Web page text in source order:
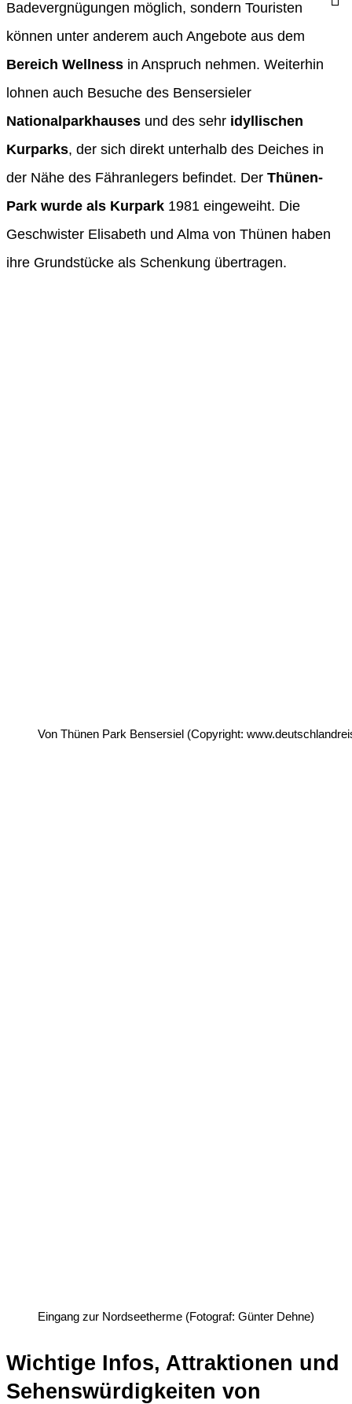
Badevergnügungen möglich, sondern Touristen
können unter anderem auch Angebote aus dem
Bereich Wellness in Anspruch nehmen. Weiterhin
lohnen auch Besuche des Bensersieler
Nationalparkhauses und des sehr idyllischen
Kurparks, der sich direkt unterhalb des Deiches in
der Nähe des Fähranlegers befindet. Der Thünen-
Park wurde als Kurpark 1981 eingeweiht. Die
Geschwister Elisabeth und Alma von Thünen haben
ihre Grundstücke als Schenkung übertragen.
Von Thünen Park Bensersiel (Copyright:
Eingang zur Nordseetherme (Fotograf: Günter Dehne)
Wichtige Infos, Attraktionen und
Sehenswürdigkeiten von